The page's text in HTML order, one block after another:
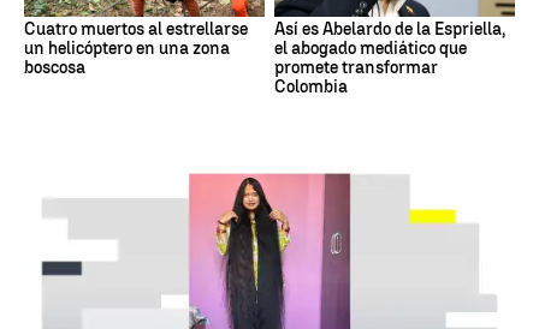
Cuatro muertos al estrellarse
un helicóptero en una zona
boscosa
Así es Abelardo de la Espriella,
el abogado mediático que
promete transformar
Colombia